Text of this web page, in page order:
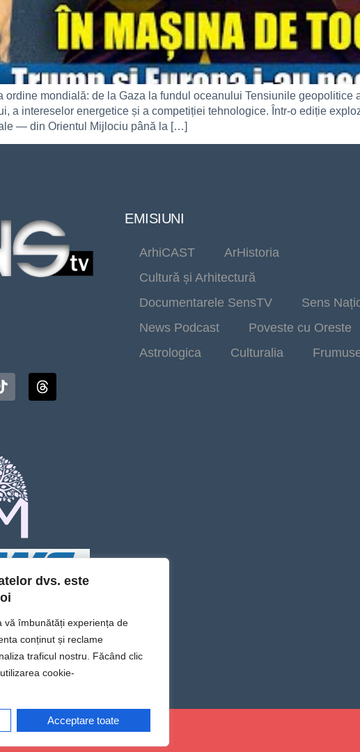
dvs. este
vă îmbunătăți experiența de
conținut și reclame
traficul nostru. Făcând clic
cookie-
Acceptare toate
ordine mondială: de la Gaza la fundul oceanului Tensiunile
a intereselor energetice și a competiției tehnologice. Într-o ediție
— din Orientul Mijlociu până la […]
EMISIUNI
ArhiCAST
ArHistoria
Cultură și Arhitectură
Documentarele SensTV
Sens
News Podcast
Poveste cu Oreste
Astrologica
Culturalia
omului din tine!